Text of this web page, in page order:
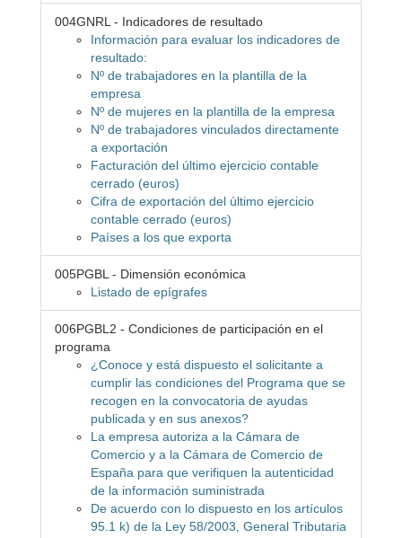
004GNRL - Indicadores de resultado
Información para evaluar los indicadores de
resultado:
Nº de trabajadores en la plantilla de la
empresa
Nº de mujeres en la plantilla de la empresa
Nº de trabajadores vinculados directamente
a exportación
Facturación del último ejercicio contable
cerrado (euros)
Cifra de exportación del último ejercicio
contable cerrado (euros)
Países a los que exporta
005PGBL - Dimensión económica
Listado de epígrafes
006PGBL2 - Condiciones de participación en el
programa
¿Conoce y está dispuesto el solicitante a
cumplir las condiciones del Programa que se
recogen en la convocatoria de ayudas
publicada y en sus anexos?
La empresa autoriza a la Cámara de
Comercio y a la Cámara de Comercio de
España para que verifiquen la autenticidad
de la información suministrada
De acuerdo con lo dispuesto en los artículos
95.1 k) de la Ley 58/2003, General Tributaria